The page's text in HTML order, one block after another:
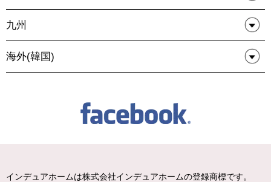
九州
海外(韓国)
インデュアホームは株式会社インデュアホームの登録商標です。